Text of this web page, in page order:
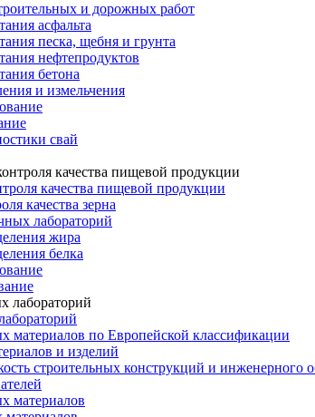
и дорожных работ
асфальта
песка, щебня и грунта
нефтепродуктов
бетона
и измельчения
свай
качества пищевой продукции
качества зерна
лабораторий
жира
белка
материалов по Европейской классификации
и изделий
строительных конструкций и инженерного
материалов